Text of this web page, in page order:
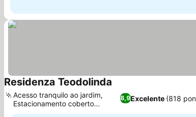
Residenza Teodolinda
8,9Excelente (818
Acesso tranquilo ao jardim,
Estacionamento coberto
privativo